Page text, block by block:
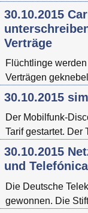
30.10.2015
Verträge
Flüchtlinge
Verträgen
30.10.2015
Der Mobilfunk-
Tarif gestartet. Der
30.10.2015
und Telefónica
Die Deutsche
gewonnen. Die